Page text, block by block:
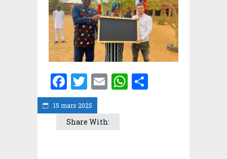
15 mars 2025
Facebook
Twitter
EmailWhatsApp
Share With: